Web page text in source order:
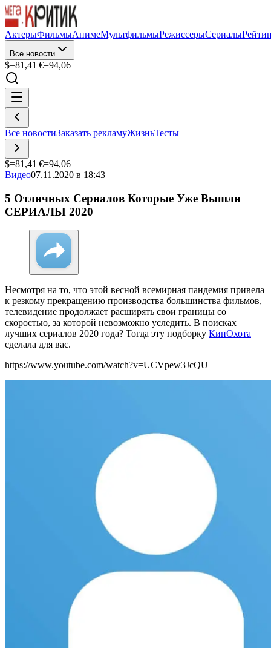
АктерыФильмыАнимеМультфильмыРежиссерыСериалы
Все новости
$=81,41 |€=94,06
Все новостиЗаказать рекламуЖизньТесты
$=81,41 |€=94,06
Видео07.11.2020 в 18:43
5 Отличных Сериалов Которые Уже Вышли
СЕРИАЛЫ 2020
Несмотря на то, что этой весной всемирная пандемия привела
к резкому прекращению производства большинства фильмов,
телевидение продолжает расширять свои границы со
скоростью, за которой невозможно уследить. В поисках
лучших сериалов 2020 года? Тогда эту подборку КинОхота
сделала для вас.
https://www.youtube.com/watch?v=UCVpew3JcQU